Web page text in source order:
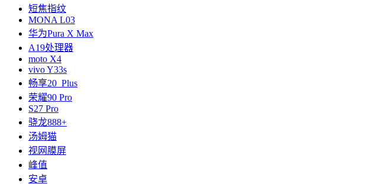
短焦指纹
MONA L03
华为Pura X Max
A19处理器
moto X4
vivo Y33s
畅享20 Plus
荣耀90 Pro
S27 Pro
骁龙888+
汤姆猫
视网膜屏
峰值
安卓